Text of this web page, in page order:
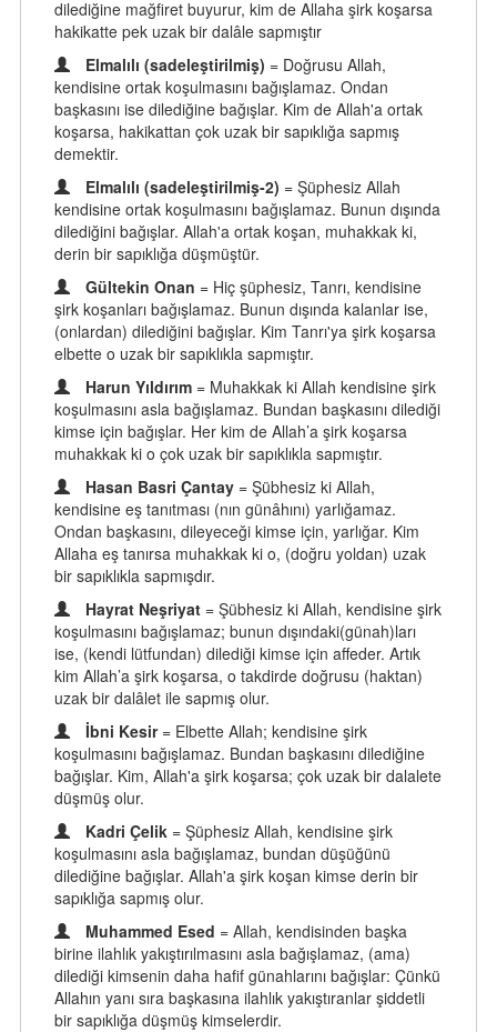
dilediğine mağfiret buyurur, kim de Allaha şirk koşarsa
hakikatte pek uzak bir dalâle sapmıştır
Elmalılı (sadeleştirilmiş) = Doğrusu Allah,
kendisine ortak koşulmasını bağışlamaz. Ondan
başkasını ise dilediğine bağışlar. Kim de Allah'a ortak
koşarsa, hakikattan çok uzak bir sapıklığa sapmış
demektir.
Elmalılı (sadeleştirilmiş-2) = Şüphesiz Allah
kendisine ortak koşulmasını bağışlamaz. Bunun dışında
dilediğini bağışlar. Allah'a ortak koşan, muhakkak ki,
derin bir sapıklığa düşmüştür.
Gültekin Onan = Hiç şüphesiz, Tanrı, kendisine
şirk koşanları bağışlamaz. Bunun dışında kalanlar ise,
(onlardan) dilediğini bağışlar. Kim Tanrı'ya şirk koşarsa
elbette o uzak bir sapıklıkla sapmıştır.
Harun Yıldırım = Muhakkak ki Allah kendisine şirk
koşulmasını asla bağışlamaz. Bundan başkasını dilediği
kimse için bağışlar. Her kim de Allah’a şirk koşarsa
muhakkak ki o çok uzak bir sapıklıkla sapmıştır.
Hasan Basri Çantay = Şübhesiz ki Allah,
kendisine eş tanıtması (nın günâhını) yarlığamaz.
Ondan başkasını, dileyeceği kimse için, yarlığar. Kim
Allaha eş tanırsa muhakkak ki o, (doğru yoldan) uzak
bir sapıklıkla sapmışdır.
Hayrat Neşriyat = Şübhesiz ki Allah, kendisine şirk
koşulmasını bağışlamaz; bunun dışındaki(günah)ları
ise, (kendi lütfundan) dilediği kimse için affeder. Artık
kim Allah’a şirk koşarsa, o takdirde doğrusu (haktan)
uzak bir dalâlet ile sapmış olur.
İbni Kesir = Elbette Allah; kendisine şirk
koşulmasını bağışlamaz. Bundan başkasını dilediğine
bağışlar. Kim, Allah'a şirk koşarsa; çok uzak bir dalalete
düşmüş olur.
Kadri Çelik = Şüphesiz Allah, kendisine şirk
koşulmasını asla bağışlamaz, bundan düşüğünü
dilediğine bağışlar. Allah'a şirk koşan kimse derin bir
sapıklığa sapmış olur.
Muhammed Esed = Allah, kendisinden başka
birine ilahlık yakıştırılmasını asla bağışlamaz, (ama)
dilediği kimsenin daha hafif günahlarını bağışlar: Çünkü
Allahın yanı sıra başkasına ilahlık yakıştıranlar şiddetli
bir sapıklığa düşmüş kimselerdir.